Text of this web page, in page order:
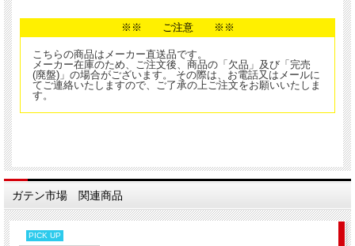
※※ ご注意 ※※
こちらの商品はメーカー直送品です。
メーカー在庫のため、ご注文後、商品の「欠品」及び「完売
(廃盤)」の場合がございます。 その際は、お電話又はメールに
てご連絡いたしますので、ご了承の上ご注文をお願いいたしま
す。
ガテン市場 関連商品
PICK UP